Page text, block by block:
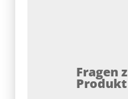
Fragen
Produkt